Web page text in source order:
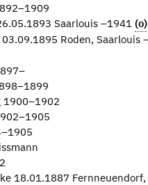
Saarlouis –1941 (o)
Roden, Saarlouis
1900–1902
18.01.1887